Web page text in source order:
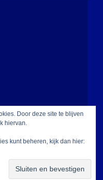
Door deze site te blijven
hiervan.
kunt beheren, kijk dan hier: